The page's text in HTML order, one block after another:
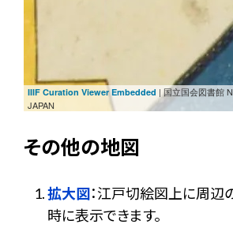
IIIF Curation Viewer Embedded | 国立国会図書館
JAPAN
その他の地図
拡大図：江戸切絵図上に周辺
時に表示できます。